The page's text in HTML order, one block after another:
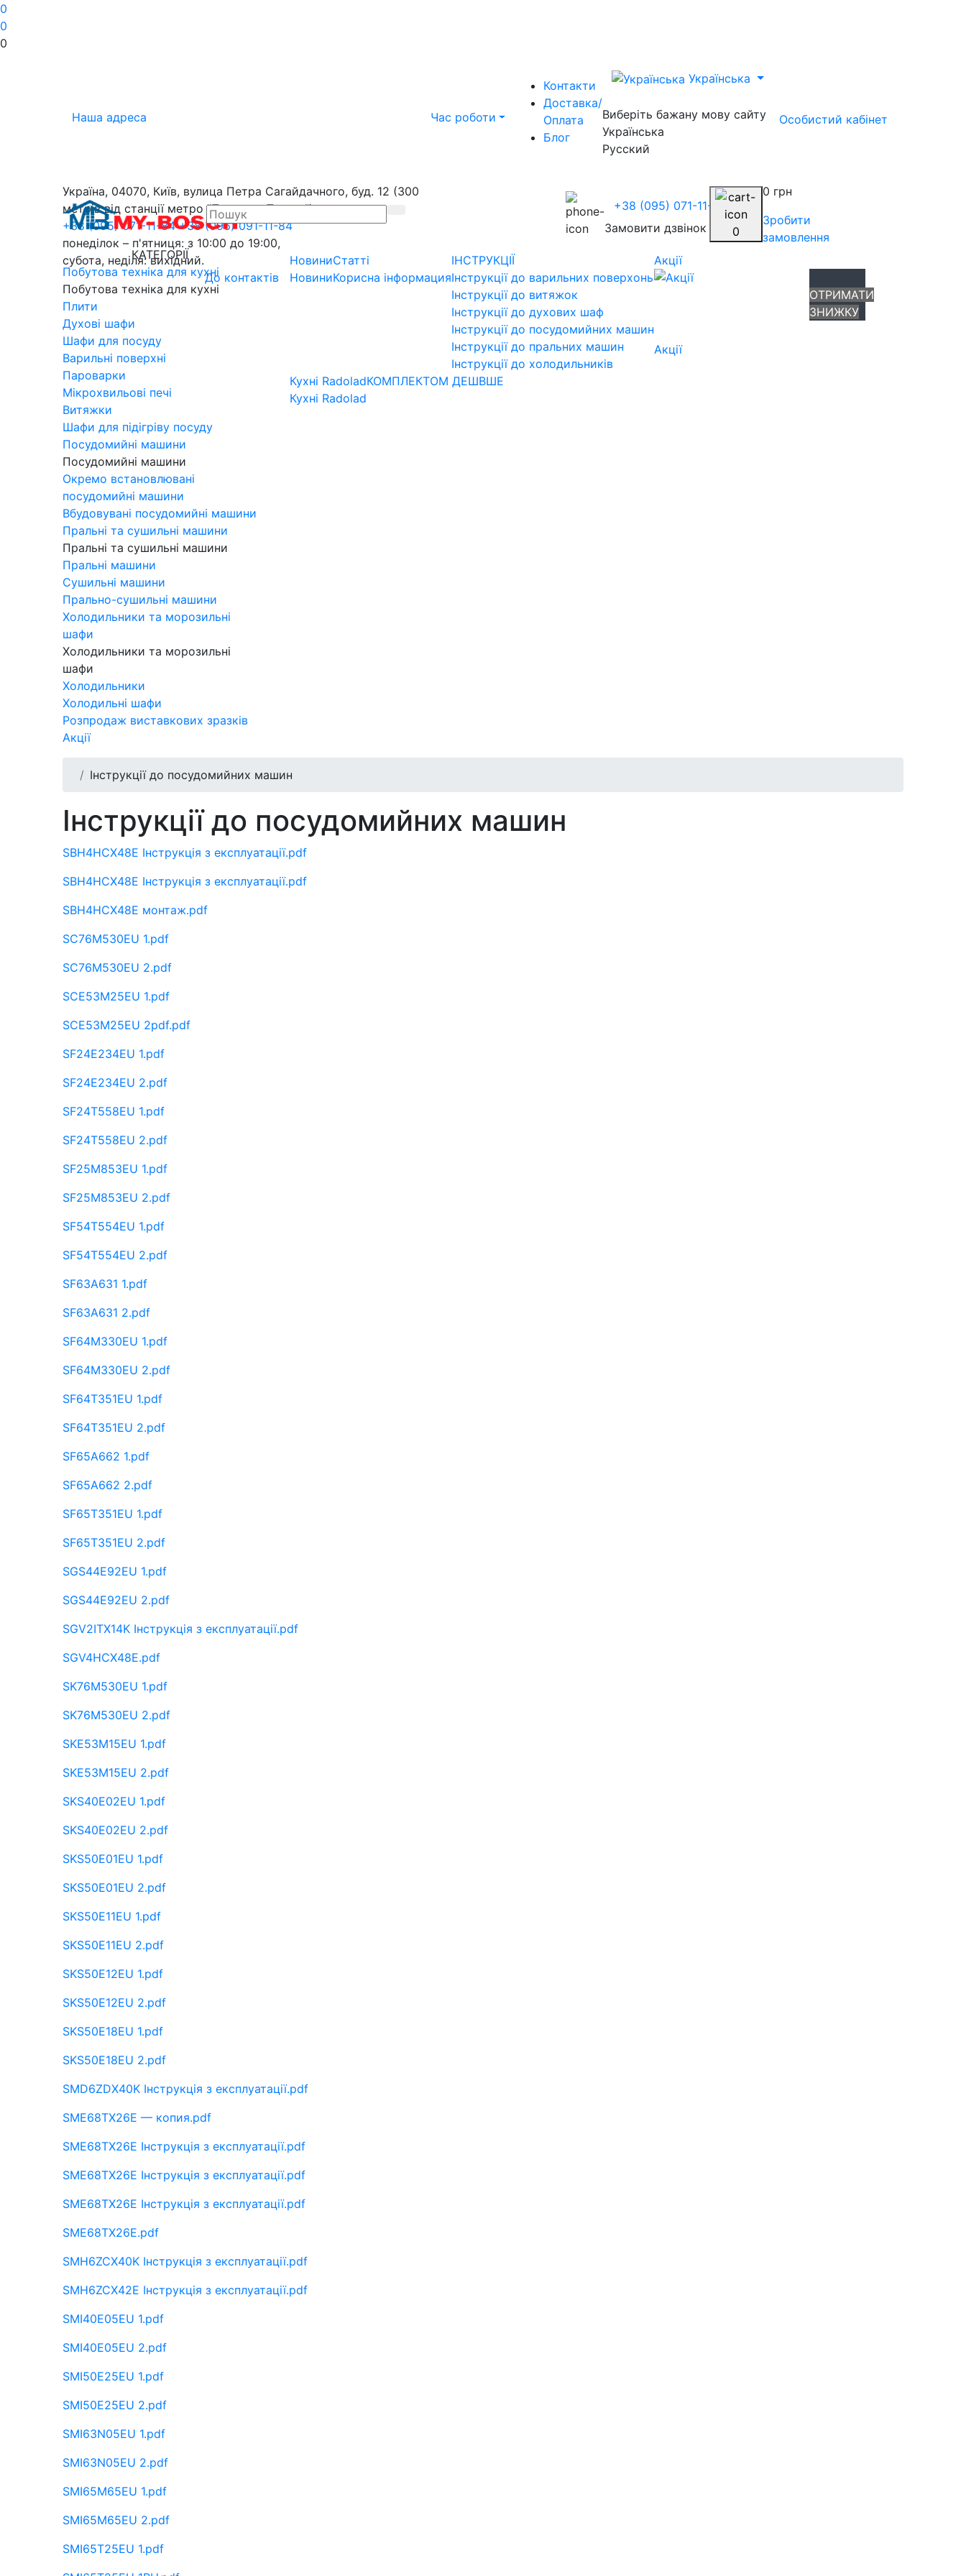
0
0
0
Наша адреса
Україна, 04070, Київ, вулица Петра Сагайдачного, буд. 12 (300
метрів від станції метро "Поштова Площа").
+38 (095) 071-11-84+38 (096) 091-11-84
понеділок – п'ятниця: з 10:00 до 19:00,
субота, неділя: вихідний.
До контактів
Час роботи
Контакти
Доставка/
Оплата
Блог
Українська
Виберіть бажану мову сайту
Українська
Русский
Особистий кабінет
+38 (095) 071-11-84
Замовити дзвінок
0
0 грн
Зробити
замовлення
КАТЕГОРІЇ
Побутова техніка для кухні
Побутова техніка для кухні
Плити
Духові шафи
Шафи для посуду
Варильні поверхні
Пароварки
Мікрохвильові печі
Витяжки
Шафи для підігріву посуду
Посудомийні машини
Посудомийні машини
Окремо встановлювані
посудомийні машини
Вбудовувані посудомийні машини
Пральні та сушильні машини
Пральні та сушильні машини
Пральні машини
Сушильні машини
Прально-сушильні машини
Холодильники та морозильні
шафи
Холодильники та морозильні
шафи
Холодильники
Холодильні шафи
Розпродаж виставкових зразків
Акції
Новини
Новини
Статті
Корисна інформация
ІНСТРУКЦІЇ
Інструкції до варильних поверхонь
Інструкції до витяжок
Інструкції до духових шаф
Інструкції до посудомийних машин
Інструкції до пральних машин
Інструкції до холодильників
Акції
Акції
ОТРИМАТИ
ЗНИЖКУ
Кухні Radolad
Кухні Radolad
КОМПЛЕКТОМ ДЕШВШЕ
Інструкції до посудомийних машин
Інструкції до посудомийних машин
SBH4HCX48E Інструкція з експлуатації.pdf
SBH4HCX48E Інструкція з експлуатації.pdf
SBH4HCX48E монтаж.pdf
SC76M530EU 1.pdf
SC76M530EU 2.pdf
SCE53M25EU 1.pdf
SCE53M25EU 2pdf.pdf
SF24E234EU 1.pdf
SF24E234EU 2.pdf
SF24T558EU 1.pdf
SF24T558EU 2.pdf
SF25M853EU 1.pdf
SF25M853EU 2.pdf
SF54T554EU 1.pdf
SF54T554EU 2.pdf
SF63A631 1.pdf
SF63A631 2.pdf
SF64M330EU 1.pdf
SF64M330EU 2.pdf
SF64T351EU 1.pdf
SF64T351EU 2.pdf
SF65A662 1.pdf
SF65A662 2.pdf
SF65T351EU 1.pdf
SF65T351EU 2.pdf
SGS44E92EU 1.pdf
SGS44E92EU 2.pdf
SGV2ITX14K Інструкція з експлуатації.pdf
SGV4HCX48E.pdf
SK76M530EU 1.pdf
SK76M530EU 2.pdf
SKE53M15EU 1.pdf
SKE53M15EU 2.pdf
SKS40E02EU 1.pdf
SKS40E02EU 2.pdf
SKS50E01EU 1.pdf
SKS50E01EU 2.pdf
SKS50E11EU 1.pdf
SKS50E11EU 2.pdf
SKS50E12EU 1.pdf
SKS50E12EU 2.pdf
SKS50E18EU 1.pdf
SKS50E18EU 2.pdf
SMD6ZDX40K Інструкція з експлуатації.pdf
SME68TX26E — копия.pdf
SME68TX26E Інструкція з експлуатації.pdf
SME68TX26E Інструкція з експлуатації.pdf
SME68TX26E Інструкція з експлуатації.pdf
SME68TX26E.pdf
SMH6ZCX40K Інструкція з експлуатації.pdf
SMH6ZCX42E Інструкція з експлуатації.pdf
SMI40E05EU 1.pdf
SMI40E05EU 2.pdf
SMI50E25EU 1.pdf
SMI50E25EU 2.pdf
SMI63N05EU 1.pdf
SMI63N05EU 2.pdf
SMI65M65EU 1.pdf
SMI65M65EU 2.pdf
SMI65T25EU 1.pdf